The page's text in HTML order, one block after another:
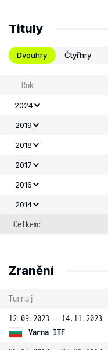
Tituly
Dvouhry Čtyřhry
Rok
2024
2019
2018
2017
2016
2014
Celkem:
Zranění
Turnaj
12.09.2023 - 14.11.2023
Varna ITF